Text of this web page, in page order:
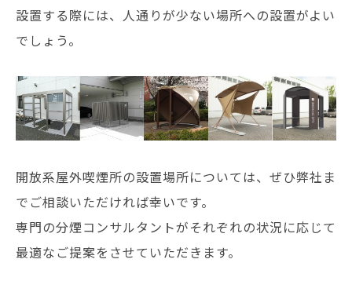
設置する際には、人通りが少ない場所への設置がよい
でしょう。
開放系屋外喫煙所の設置場所については、ぜひ弊社ま
でご相談いただければ幸いです。
専門の分煙コンサルタントがそれぞれの状況に応じて
最適なご提案をさせていただきます。